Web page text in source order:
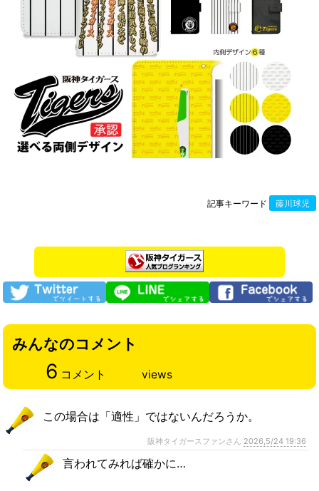
記事キーワード 藤川球児
みんなのコメント
6 コメント views
この場合は「適性」ではないんだろうか。
阪神タイガースファンさん 2026,5/24 19:36
言われてみれば確かに…